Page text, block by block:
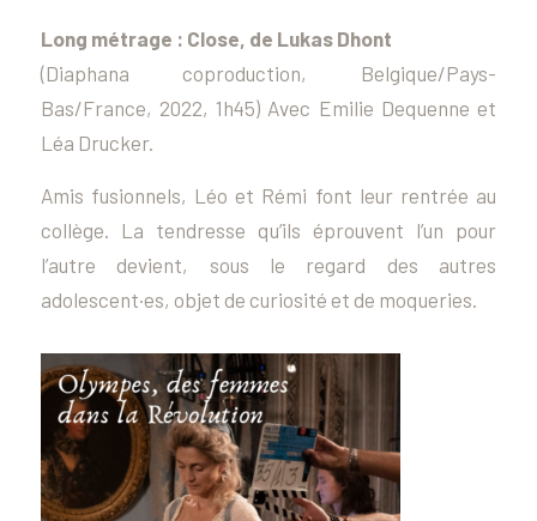
Long métrage : Close, de Lukas Dhont
(Diaphana coproduction, Belgique/Pays-
Bas/France, 2022, 1h45) Avec Emilie Dequenne et
Léa Drucker.
Amis fusionnels, Léo et Rémi font leur rentrée au
collège. La tendresse qu’ils éprouvent l’un pour
l’autre devient, sous le regard des autres
adolescent·es, objet de curiosité et de moqueries.